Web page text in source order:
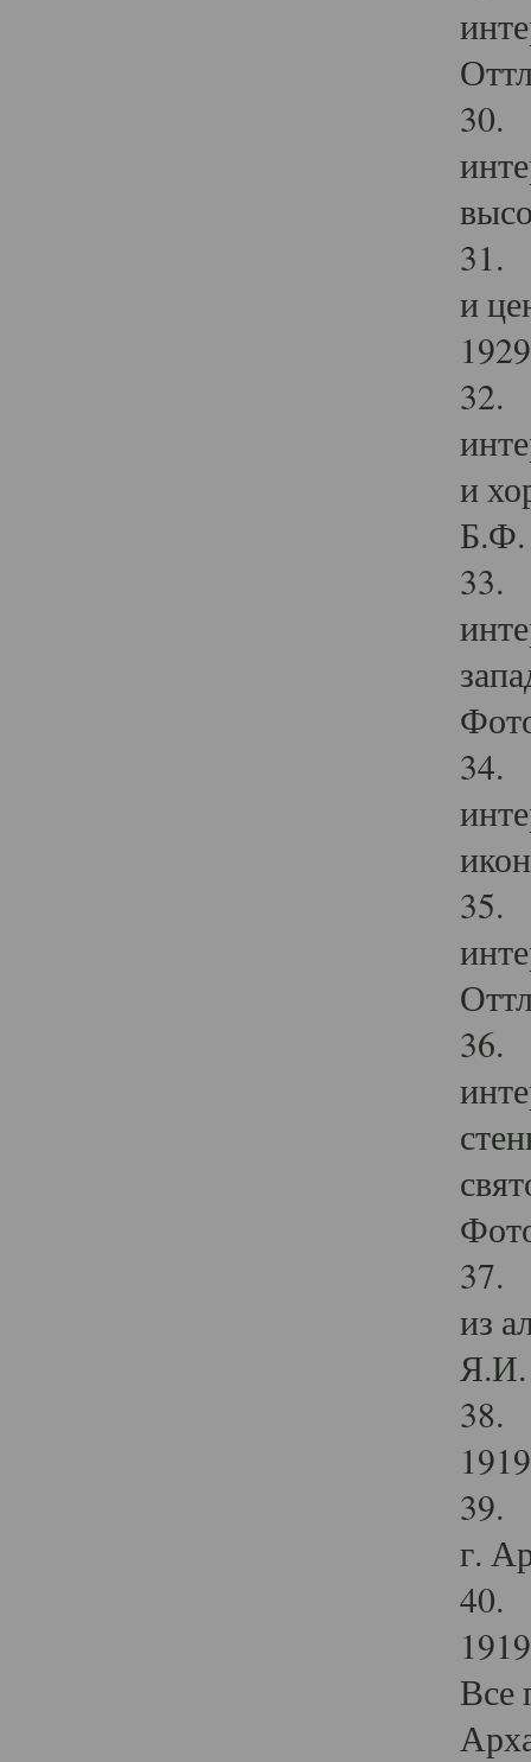
30.
31.
и
32.
и
Б.Ф.
33.
34.
35.
36.
37.
из
Я.И.
38.
39.
г.
40.
Все